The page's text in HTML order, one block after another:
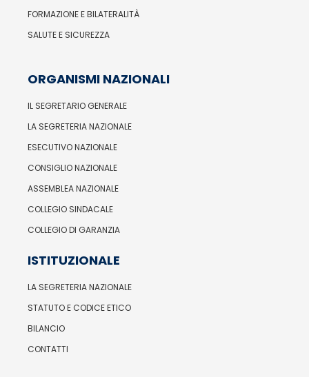
FORMAZIONE E BILATERALITÀ
SALUTE E SICUREZZA
ORGANISMI NAZIONALI
IL SEGRETARIO GENERALE
LA SEGRETERIA NAZIONALE
ESECUTIVO NAZIONALE
CONSIGLIO NAZIONALE
ASSEMBLEA NAZIONALE
COLLEGIO SINDACALE
COLLEGIO DI GARANZIA
ISTITUZIONALE
LA SEGRETERIA NAZIONALE
STATUTO E CODICE ETICO
BILANCIO
CONTATTI